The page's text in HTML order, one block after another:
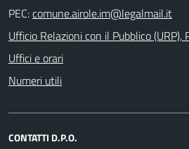
PEC:
Ufficio Relazioni con il Pubblico (URP),
Uffici e orari
Numeri utili
CONTATTI D.P.O.